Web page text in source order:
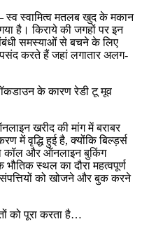
स्व स्वामित्व मतलब खुद के मकान
है। किराये की जगहों पर इन
समस्याओं से बचने के लिए
करते हैं जहां लगातार अलग-
के कारण रेडी टू मूव
खरीद की मांग में बराबर
में वृद्धि हुई है, क्योंकि बिल्ड़र्स
कॉल और ऑनलाइन बुकिंग
स्थल का दौरा महत्वपूर्ण
को खोजने और बुक करने
को पूरा करता है…